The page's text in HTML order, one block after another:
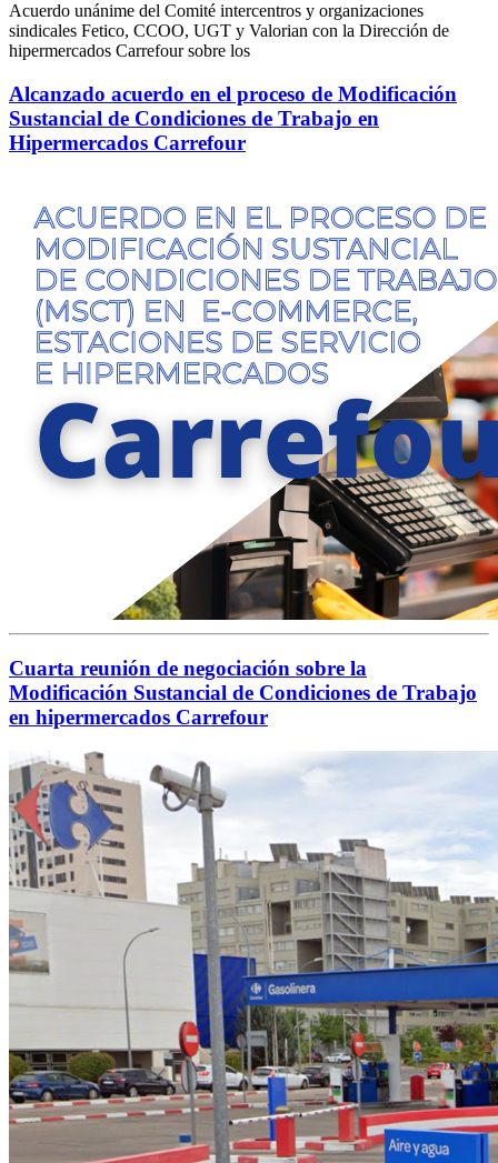
Acuerdo unánime del Comité intercentros y organizaciones
sindicales Fetico, CCOO, UGT y Valorian con la Dirección de
hipermercados Carrefour sobre los
Alcanzado acuerdo en el proceso de Modificación
Sustancial de Condiciones de Trabajo en
Hipermercados Carrefour
Cuarta reunión de negociación sobre la
Modificación Sustancial de Condiciones de Trabajo
en hipermercados Carrefour